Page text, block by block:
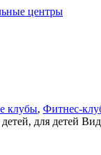
центры
клубы, Фитнес-
для детей